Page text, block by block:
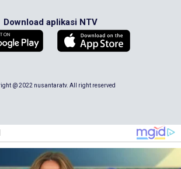
Download aplikasi NTV
@ 2022 nusantaratv. All right reserved